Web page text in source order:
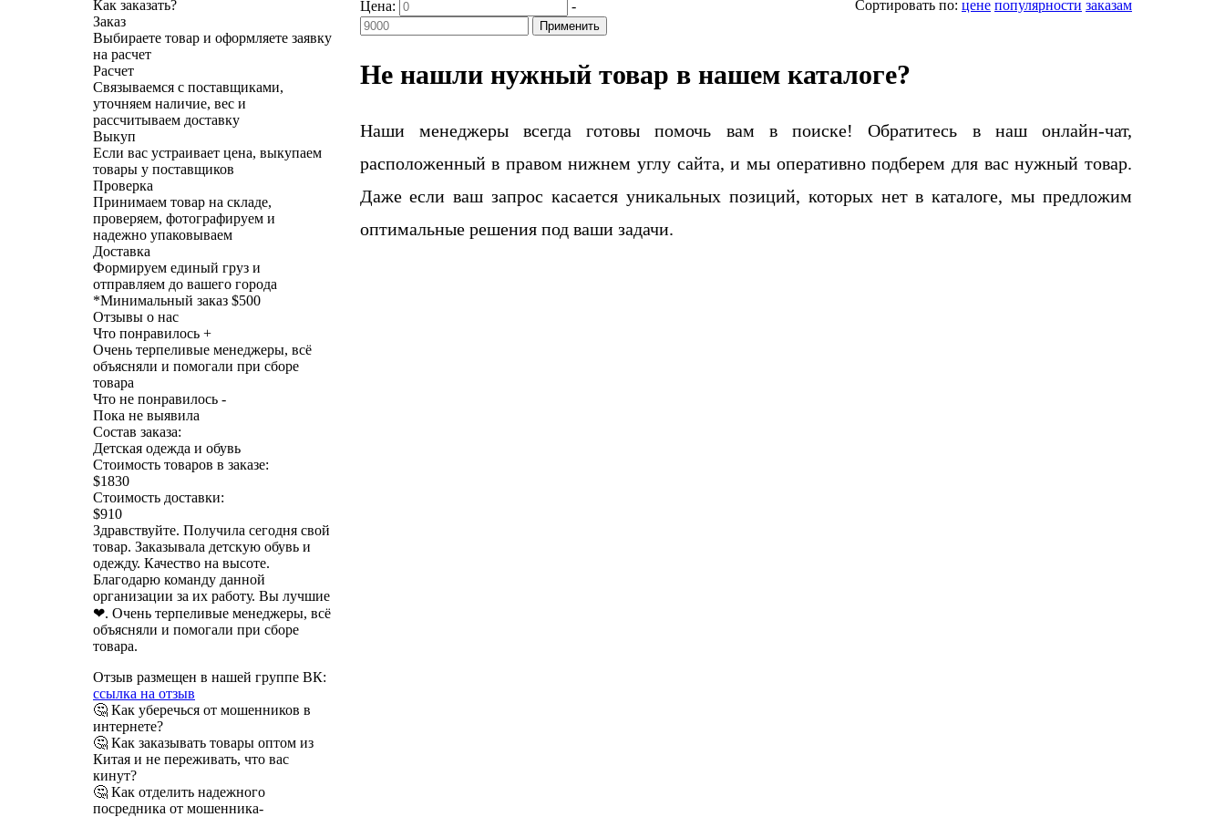
Как заказать?
Заказ
Выбираете товар и оформляете заявку
на расчет
Расчет
Связываемся с поставщиками,
уточняем наличие, вес и
рассчитываем доставку
Выкуп
Если вас устраивает цена, выкупаем
товары у поставщиков
Проверка
Принимаем товар на складе,
проверяем, фотографируем и
надежно упаковываем
Доставка
Формируем единый груз и
отправляем до вашего города
*Минимальный заказ $500
Отзывы о нас
Что понравилось +
Очень терпеливые менеджеры, всё
объясняли и помогали при сборе
товара
Что не понравилось -
Пока не выявила
Состав заказа:
Детская одежда и обувь
Стоимость товаров в заказе:
$1830
Стоимость доставки:
$910
Здравствуйте. Получила сегодня свой
товар. Заказывала детскую обувь и
одежду. Качество на высоте.
Благодарю команду данной
организации за их работу. Вы лучшие
❤. Очень терпеливые менеджеры, всё
объясняли и помогали при сборе
товара.
Отзыв размещен в нашей группе ВК:
ссылка на отзыв
🤔 Как уберечься от мошенников в
интернете?
🤔 Как заказывать товары оптом из
Китая и не переживать, что вас
кинут?
🤔 Как отделить надежного
посредника от мошенника-
Сортировать по: цене популярности заказам
Цена: -
Применить
Не нашли нужный товар в нашем каталоге?
Наши менеджеры всегда готовы помочь вам в поиске! Обратитесь в наш онлайн-чат,
расположенный в правом нижнем углу сайта, и мы оперативно подберем для вас нужный товар.
Даже если ваш запрос касается уникальных позиций, которых нет в каталоге, мы предложим
оптимальные решения под ваши задачи.